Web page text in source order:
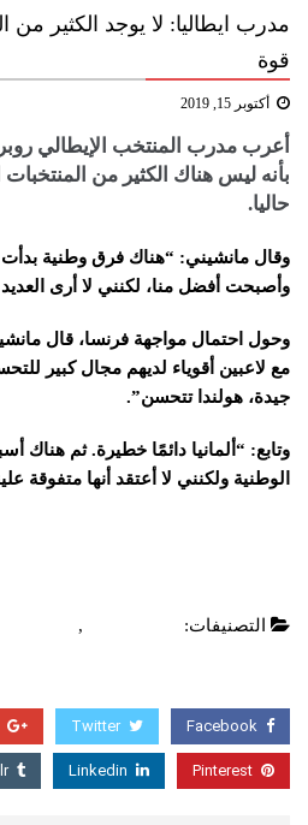
مدرب ايطاليا: لا يوجد الكثير من
قوة
أكتوبر 15, 2019
أعرب مدرب ​المنتخب الإيطالي​
بأنه ليس هناك الكثير من
حاليا.
وقال مانشيني: “هناك فرق وطنية بدأت
وأصبحت أفضل منا، لكنني لا أرى
وحول احتمال مواجهة فرنسا، قال
مع لاعبين أقوياء لديهم مجال كبير
جيدة، هولندا تتحسن”.
وتابع: “ألمانيا دائمًا خطيرة. ثم هناك
الوطنية ولكنني لا أعتقد أنها متفوقة
التصنيفات: ,
Facebook
Twitter
Pinterest
Linkedin